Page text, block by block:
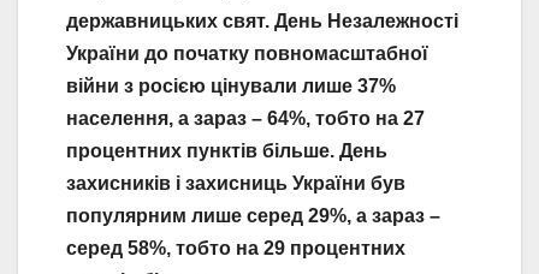
державницьких свят. День Незалежності
України до початку повномасштабної
війни з росією цінували лише 37%
населення, а зараз – 64%, тобто на 27
процентних пунктів більше. День
захисників і захисниць України був
популярним лише серед 29%, а зараз –
серед 58%, тобто на 29 процентних